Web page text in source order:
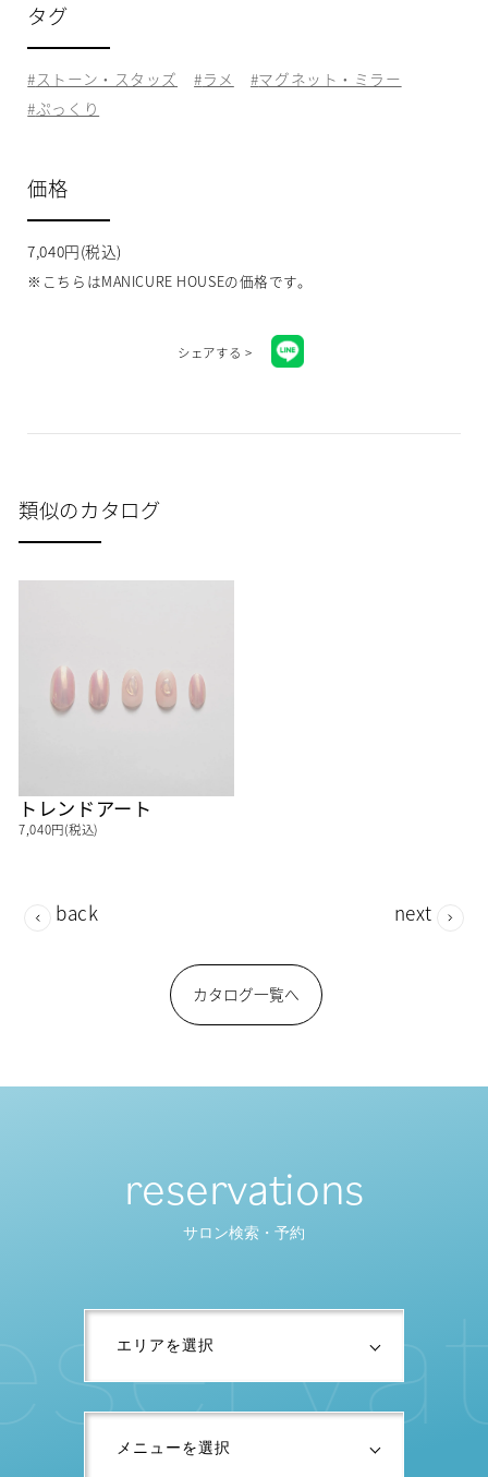
タグ
ストーン・スタッズ ラメ
マグネット・ミラー
ぷっくり
価格
7,040円(税込)
※こちらはMANICURE HOUSEの価格です。
シェアする >
類似のカタログ
トレンドアート
7,040円(税込)
back
カタログ一覧へ
next
reservations
サロン検索・予約
serva